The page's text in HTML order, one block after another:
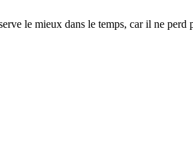
le mieux dans le temps, car il ne perd